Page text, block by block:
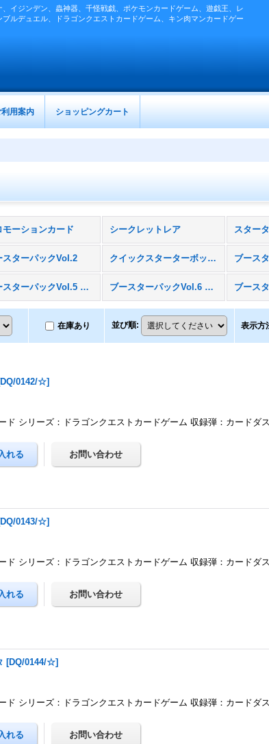
イジンデン、蟲神器、千怪戦戯、ポケモンカードゲーム、遊戯王、レ
ルデュエル、ドラゴンクエストカードゲーム、キン肉マンカードゲー
利用案内 ショッピングカート
モーションカード シークレットレア
スターパックVol.2 クイックスターターボックス［伝説の戦士たち／魔族の逆襲］
ブースターパックVol.5 灼熱のドラゴン ブースターパックVol.6 選ばれし者たち
在庫あり 並び順: 表示方
DQ/0142/☆]
ド シリーズ：ドラゴンクエストカードゲーム 収録弾：カードダ
DQ/0143/☆]
ド シリーズ：ドラゴンクエストカードゲーム 収録弾：カードダ
[DQ/0144/☆]
ド シリーズ：ドラゴンクエストカードゲーム 収録弾：カードダ